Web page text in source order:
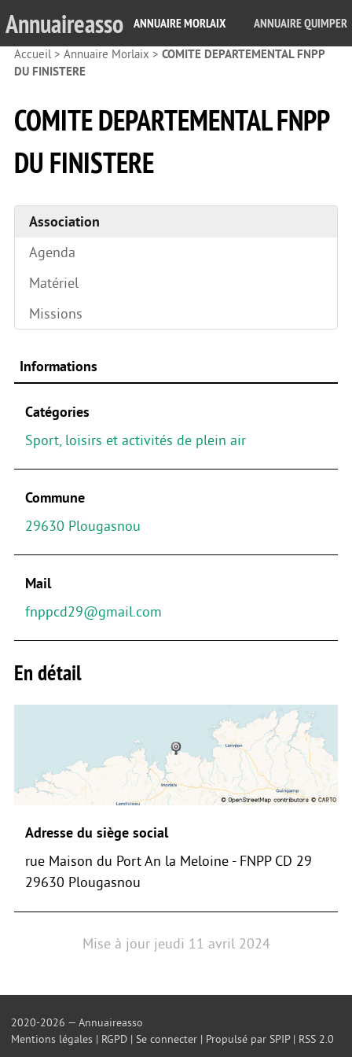
Annuaireasso ANNUAIRE MORLAIX ANNUAIRE QUIMPER
Accueil> Annuaire Morlaix > COMITE DEPARTEMENTAL FNPP
DU FINISTERE
COMITE DEPARTEMENTAL FNPP
DU FINISTERE
Association
Agenda
Matériel
Missions
Informations
Catégories
Sport, loisirs et activités de plein air
Commune
29630 Plougasnou
Mail
fnppcd29@gmail.com
En détail
Adresse du siège social
rue Maison du Port An la Meloine - FNPP CD 29
29630 Plougasnou
Mise à jour jeudi 11 avril 2024
2020-2026 — Annuaireasso
Mentions légales | RGPD |Se connecter | Propulsé par SPIP| RSS 2.0